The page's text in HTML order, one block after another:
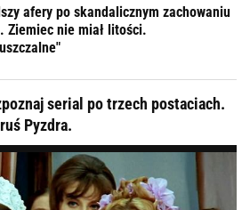
afery po skandalicznym zachowaniu
Ziemiec nie miał litości.
serial po trzech postaciach.
Pyzdra.